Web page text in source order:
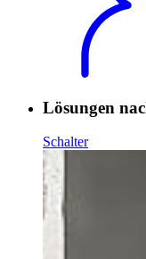
Lösungen
Schalter